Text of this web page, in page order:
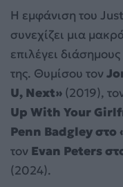
Η εμφάνιση του
συνεχίζει μια
επιλέγει
της. Θυμίσου τον
U, Next» (2019),
Up With Your
Penn Badgley στο
τον Evan Peters
(2024).